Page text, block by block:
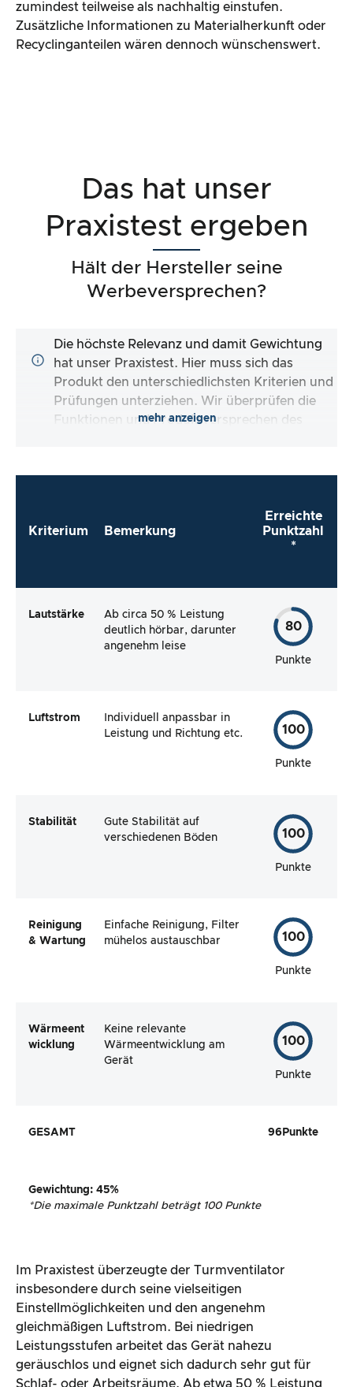
zumindest teilweise als nachhaltig einstufen.
Zusätzliche Informationen zu Materialherkunft oder
Recyclinganteilen wären dennoch wünschenswert.
Das hat unser
Praxistest ergeben
Hält der Hersteller seine
Werbeversprechen?
Die höchste Relevanz und damit Gewichtung
hat unser Praxistest. Hier muss sich das
Produkt den unterschiedlichsten Kriterien und
Prüfungen unterziehen. Wir überprüfen die
Funktionen und Produktversprechen des
mehr anzeigen
Kriterium Bemerkung
Erreichte
Punktzahl
*
Lautstärke
Ab circa 50 % Leistung
deutlich hörbar, darunter
angenehm leise
80
Punkte
Luftstrom
Individuell anpassbar in
Leistung und Richtung etc.
100
Punkte
Stabilität
Gute Stabilität auf
verschiedenen Böden
100
Punkte
Reinigung
& Wartung
Einfache Reinigung, Filter
mühelos austauschbar
100
Punkte
Wärmeent
wicklung
Keine relevante
Wärmeentwicklung am
Gerät
100
Punkte
GESAMT 96 Punkte
Gewichtung: 45%
*Die maximale Punktzahl beträgt 100 Punkte
Im Praxistest überzeugte der Turmventilator
insbesondere durch seine vielseitigen
Einstellmöglichkeiten und den angenehm
gleichmäßigen Luftstrom. Bei niedrigen
Leistungsstufen arbeitet das Gerät nahezu
geräuschlos und eignet sich dadurch sehr gut für
Schlaf- oder Arbeitsräume. Ab etwa 50 % Leistung